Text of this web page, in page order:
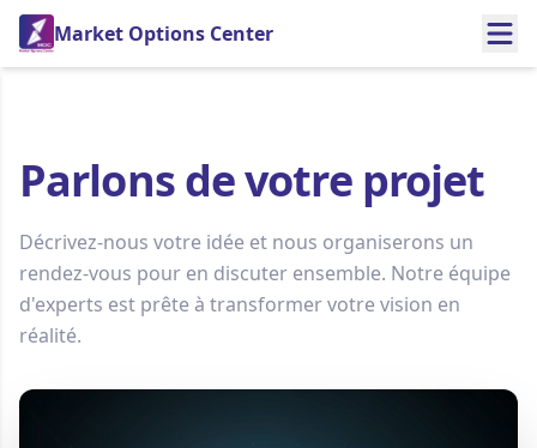
Market Options Center
Parlons de votre projet
Décrivez-nous votre idée et nous organiserons un
rendez-vous pour en discuter ensemble. Notre équipe
d'experts est prête à transformer votre vision en
réalité.